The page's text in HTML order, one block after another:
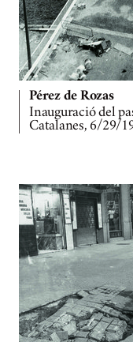
Pérez de Rozas
Inauguració del
Catalanes, 6/29/